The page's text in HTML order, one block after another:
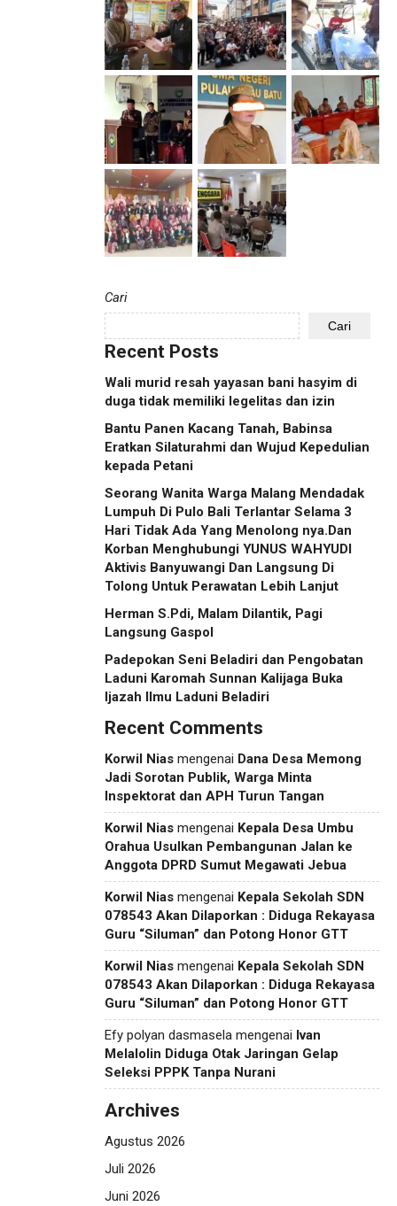
Cari
Cari
Recent Posts
Wali murid resah yayasan bani hasyim di
duga tidak memiliki legelitas dan izin
Bantu Panen Kacang Tanah, Babinsa
Eratkan Silaturahmi dan Wujud Kepedulian
kepada Petani
Seorang Wanita Warga Malang Mendadak
Lumpuh Di Pulo Bali Terlantar Selama 3
Hari Tidak Ada Yang Menolong nya.Dan
Korban Menghubungi YUNUS WAHYUDI
Aktivis Banyuwangi Dan Langsung Di
Tolong Untuk Perawatan Lebih Lanjut
Herman S.Pdi, Malam Dilantik, Pagi
Langsung Gaspol
Padepokan Seni Beladiri dan Pengobatan
Laduni Karomah Sunnan Kalijaga Buka
Ijazah Ilmu Laduni Beladiri
Recent Comments
Korwil Nias mengenai Dana Desa Memong
Jadi Sorotan Publik, Warga Minta
Inspektorat dan APH Turun Tangan
Korwil Nias mengenai Kepala Desa Umbu
Orahua Usulkan Pembangunan Jalan ke
Anggota DPRD Sumut Megawati Jebua
Korwil Nias mengenai Kepala Sekolah SDN
078543 Akan Dilaporkan : Diduga Rekayasa
Guru “Siluman” dan Potong Honor GTT
Korwil Nias mengenai Kepala Sekolah SDN
078543 Akan Dilaporkan : Diduga Rekayasa
Guru “Siluman” dan Potong Honor GTT
Efy polyan dasmasela mengenai Ivan
Melalolin Diduga Otak Jaringan Gelap
Seleksi PPPK Tanpa Nurani
Archives
Agustus 2026
Juli 2026
Juni 2026